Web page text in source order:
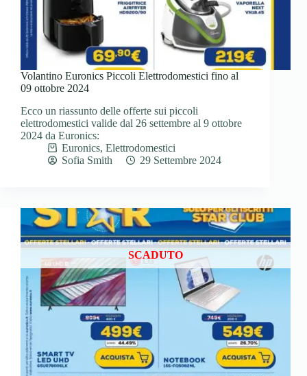
Volantino Euronics Piccoli Elettrodomestici fino al
09 ottobre 2024
Ecco un riassunto delle offerte sui piccoli
elettrodomestici valide dal 26 settembre al 9 ottobre
2024 da Euronics:
Euronics, Elettrodomestici
Sofia Smith
29 Settembre 2024
SCADUTO